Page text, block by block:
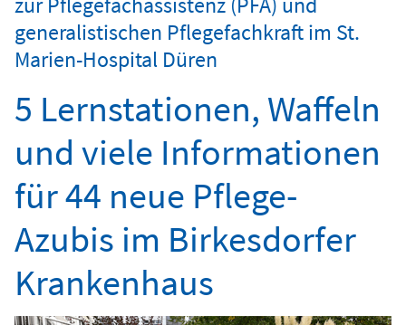
generalistischen Pflegefachkraft im St.
Marien-Hospital Düren
5 Lernstationen, Waffeln
und viele Informationen
für 44 neue Pflege-
Azubis im Birkesdorfer
Krankenhaus